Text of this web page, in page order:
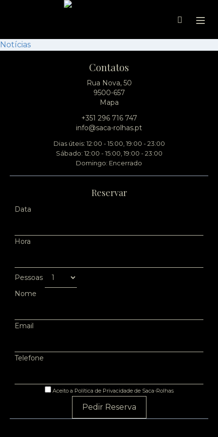
Notícias
Contatos
Rua Nova, 50
9500-657
Mapa
+351 296 716 747
info@saca-rolhas.pt
Dias úteis: 12:00 - 15:00, 19:00 - 23:00
Sábado: 12:00 - 15:00, 19:00 - 23:00
Domingo: Encerrado
Reservar
Data
Hora
Pessoas
Nome
Email
Telefone
Aceito a Política de Privacidade de Saca-Rolhas
Pedir Reserva